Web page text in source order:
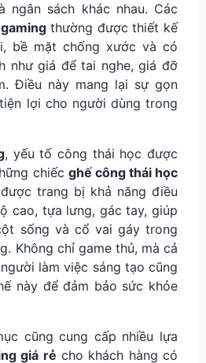
ngân sách khác nhau. Các
thường được thiết kế
bề mặt chống xước và có
như giá để tai nghe, giá đỡ
Điều này mang lại sự gọn
lợi cho người dùng trong
, yếu tố công thái học được
chiếc ghế công thái học
được trang bị khả năng điều
cao, tựa lưng, gác tay, giúp
sống và cổ vai gáy trong
Không chỉ game thủ, mà cả
làm việc sáng tạo cũng
này để đảm bảo sức khỏe
cũng cung cấp nhiều lựa
giá rẻ cho khách hàng có